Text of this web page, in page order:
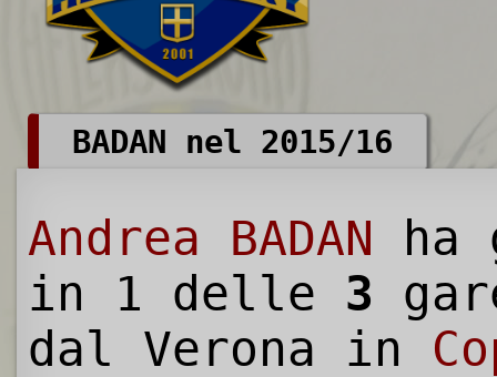
BADAN nel 2015/16
Andrea BADAN ha
in 1 delle 3
dal Verona in